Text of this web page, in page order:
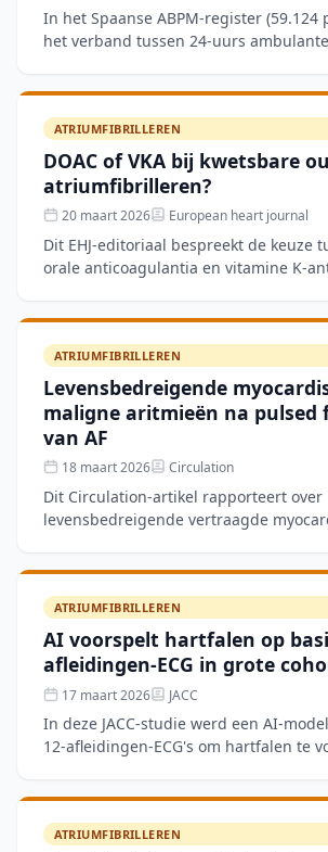
In het Spaanse ABPM-register (59.124
het verband tussen 24-uurs ambulante
ATRIUMFIBRILLEREN
DOAC of VKA bij kwetsbare
atriumfibrilleren?
20 maart 2026 European heart journal
Dit EHJ-editoriaal bespreekt de keuze
orale anticoagulantia en vitamine K-
ATRIUMFIBRILLEREN
Levensbedreigende
maligne aritmieën na pulsed
van AF
18 maart 2026 Circulation
Dit Circulation-artikel rapporteert over
levensbedreigende vertraagde
ablatie (PFA) bij at
ATRIUMFIBRILLEREN
AI voorspelt hartfalen op
afleidingen-ECG in grote
17 maart 2026 JACC
In deze JACC-studie werd een AI-
12-afleidingen-ECG's om hartfalen te
Het mod
ATRIUMFIBRILLEREN